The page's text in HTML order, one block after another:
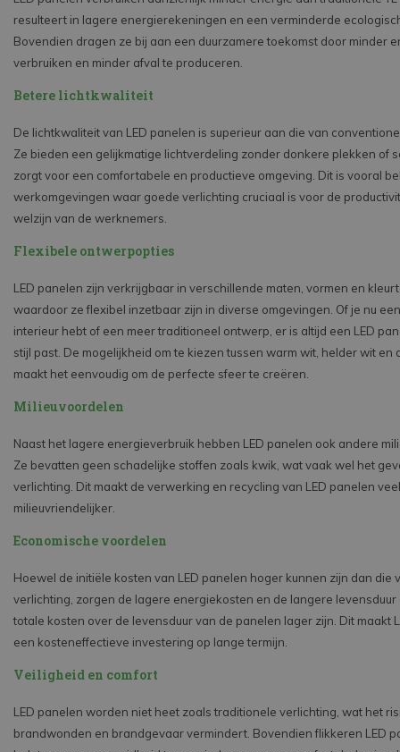
resulteert in lagere energierekeningen en een verminderde
Bovendien dragen ze bij aan een duurzamere toekomst door minder
verbruiken en minder afval te produceren.
Betere lichtkwaliteit
De lichtkwaliteit van LED panelen is superieur aan die van
Ze bieden een gelijkmatige lichtverdeling zonder donkere plekken of
zorgt voor een comfortabele en productieve omgeving. Dit is vooral
werkomgevingen waar goede verlichting cruciaal is voor de
welzijn van de werknemers.
Flexibele ontwerpopties
LED panelen zijn verkrijgbaar in verschillende maten, vormen en
waardoor ze flexibel inzetbaar zijn in diverse omgevingen. Of je nu
interieur hebt of een meer traditioneel ontwerp, er is altijd een LED
stijl past. De mogelijkheid om te kiezen tussen warm wit, helder wit en
maakt het eenvoudig om de perfecte sfeer te creëren.
Milieuvoordelen
Naast het lagere energieverbruik hebben LED panelen ook andere
Ze bevatten geen schadelijke stoffen zoals kwik, wat vaak wel het
verlichting. Dit maakt de verwerking en recycling van LED panelen
milieuvriendelijker.
Economische voordelen
Hoewel de initiële kosten van LED panelen hoger kunnen zijn dan die
verlichting, zorgen de lagere energiekosten en de langere
totale kosten over de levensduur van de panelen lager zijn. Dit maakt
een kosteneffectieve investering op lange termijn.
Veiligheid en comfort
LED panelen worden niet heet zoals traditionele verlichting, wat het
brandwonden en brandgevaar vermindert. Bovendien flikkeren LED